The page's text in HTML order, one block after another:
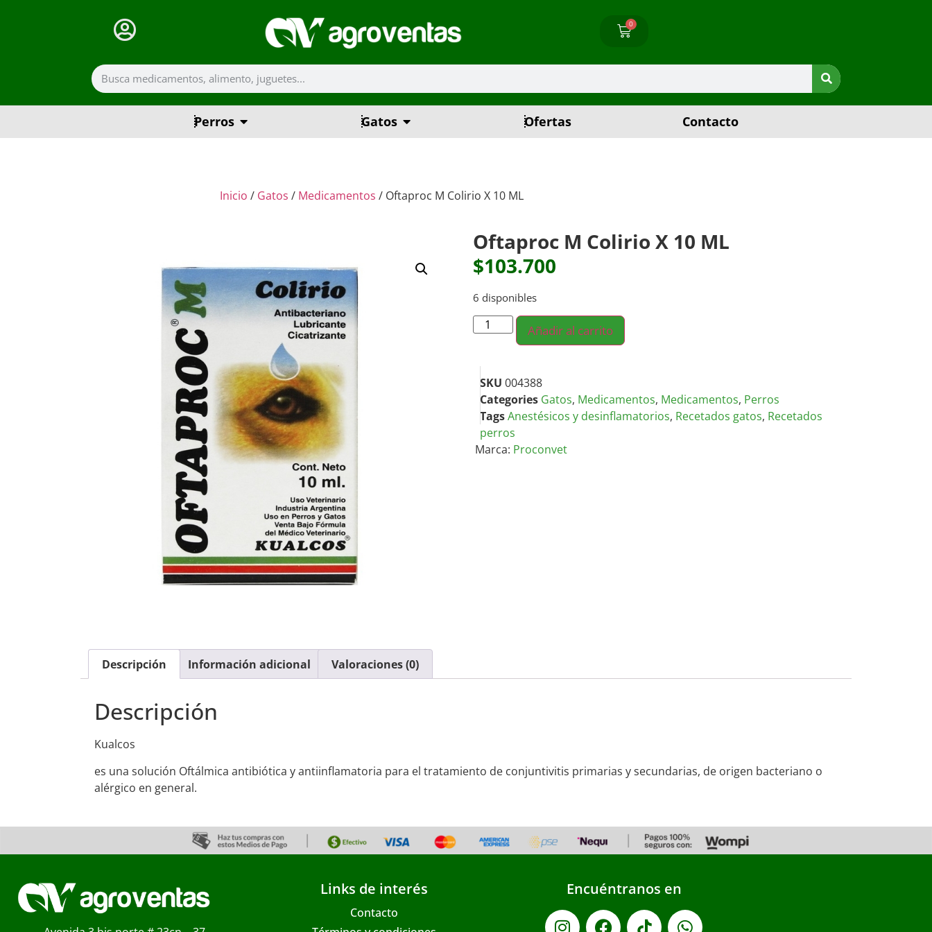
0
Perros Gatos Ofertas Contacto
Inicio / Gatos / Medicamentos / Oftaproc M Colirio X 10 ML
Oftaproc M Colirio X 10 ML
$103.700
6 disponibles
Añadir al carrito
SKU 004388
Categories Gatos, Medicamentos, Medicamentos, Perros
TagsAnestésicos y desinflamatorios, Recetados gatos, Recetados
perros
Marca: Proconvet
Descripción Información adicional Valoraciones (0)
Descripción
Kualcos
es una solución Oftálmica antibiótica y antiinflamatoria para el tratamiento de conjuntivitis primarias y secundarias, de origen bacteriano o
alérgico en general.
Links de interés
Contacto
Encuéntranos en